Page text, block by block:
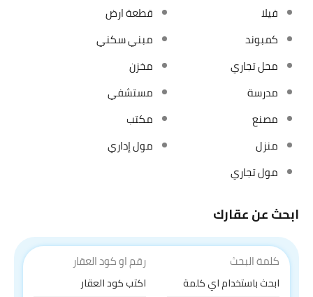
فيلا
قطعة ارض
كمبوند
مبني سكني
محل تجاري
مخزن
مدرسة
مستشفي
مصنع
مكتب
منزل
مول إداري
مول تجاري
ابحث عن عقارك
كلمة البحث رقم او كود العقار